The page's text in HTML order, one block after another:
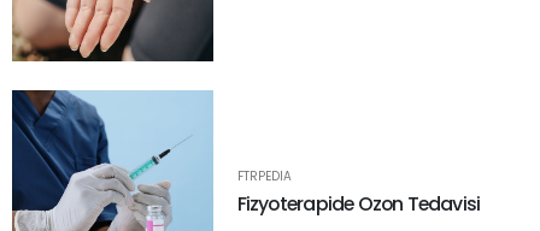
FTRPEDIA
Fizyoterapide Ozon Tedavisi